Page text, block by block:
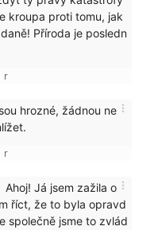
kroupa proti tomu, jak
Příroda je posledn
r
more_vert
hrozné, žádnou ne
r
more_vert
Ahoj! Já jsem zažila o
říct, že to byla opravd
společně jsme to zvlád